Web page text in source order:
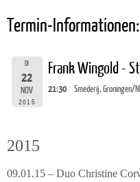
Termin-Informationen:
DI
22
NOV
2016
Frank Wingold -
21:30 Smederij, Groningen/NL
2015
09.01.15 – Duo Christine